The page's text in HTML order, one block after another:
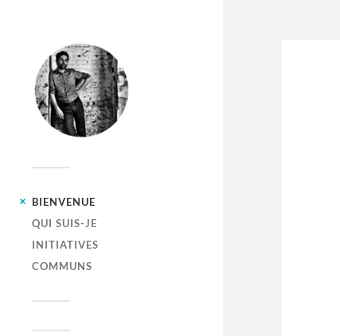
BIENVENUE
QUI SUIS-JE
INITIATIVES
COMMUNS